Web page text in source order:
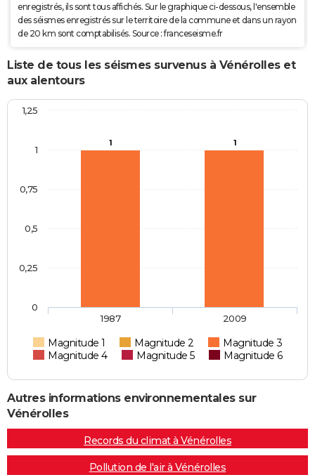
enregistrés, ils sont tous affichés. Sur le graphique ci-dessous, l'ensemble
des séismes enregistrés sur le territoire de la commune et dans un rayon
de 20 km sont comptabilisés. Source : franceseisme.fr
Liste de tous les séismes survenus à Vénérolles et
aux alentours
1 1
Magnitude 1 Magnitude 2
Magnitude 3
Magnitude 4
Magnitude 5 Magnitude 6
1987 2009
0
0,25
0,5
0,75
1
1,25
Autres informations environnementales sur
Vénérolles
Records du climat à Vénérolles
Pollution de l'air à Vénérolles